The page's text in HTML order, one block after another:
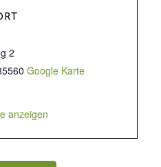
2
Google Karte
anzeigen